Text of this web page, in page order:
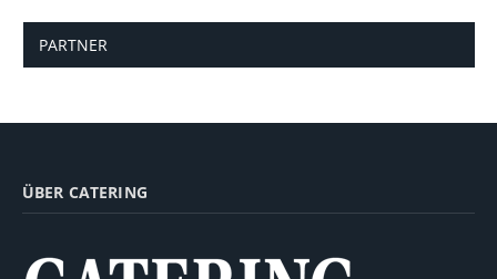
PARTNER
ÜBER CATERING